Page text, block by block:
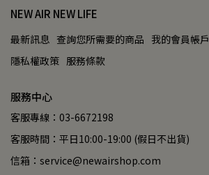
NEW AIR NEW LIFE
最新訊息 查詢您所需要的商品 我的會員帳戶
隱私權政策 服務條款
服務中心
客服專線：03-6672198
客服時間：平日10:00-19:00 (假日不出貨)
信箱：service@newairshop.com